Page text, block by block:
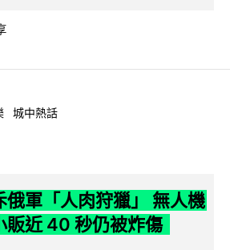
城中熱話
俄軍「人肉狩獵」 無人機
販近 40 秒仍被炸傷